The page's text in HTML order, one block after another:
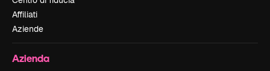
Affiliati
Aziende
Azienda